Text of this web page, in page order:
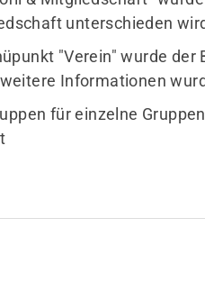
unterschieden
"Verein" wurde
Informationen
für einzelne